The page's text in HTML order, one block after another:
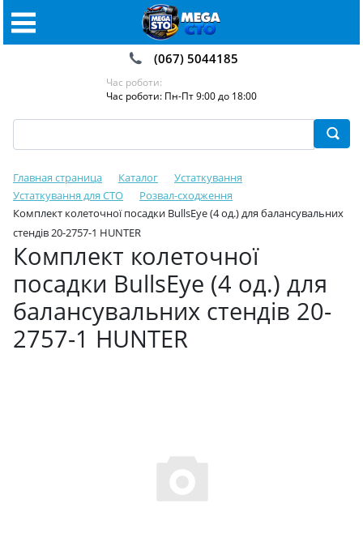
(067) 5044185
Час роботи:
Час роботи: Пн-Пт 9:00 до 18:00
Главная страница Каталог
Устаткування
Устаткування для СТО
Розвал-сходження
Комплект колеточної посадки BullsEye (4 од.) для балансувальних
стендів 20-2757-1 HUNTER
Комплект колеточної
посадки BullsEye (4 од.) для
балансувальних стендів 20-
2757-1 HUNTER